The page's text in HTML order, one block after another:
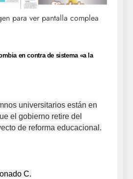
para ver pantalla complea
en contra de sistema «a la
universitarios están en
el gobierno retire del
de reforma educacional.
C.